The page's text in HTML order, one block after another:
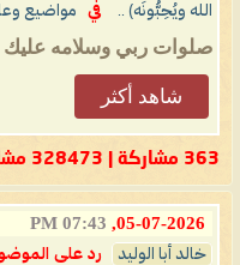
الله ويُحِبُّونَه) ..
في مواضيع
صلوات ربي وسلامه عليك
شاهد أكثر
363 مشاركة | 328473 مشاهدة
05-07-2026,
07:43 PM
خالد أبا الوليد رد على